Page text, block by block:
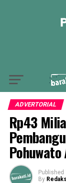
ADVERTORIAL
Rp43
Published
By